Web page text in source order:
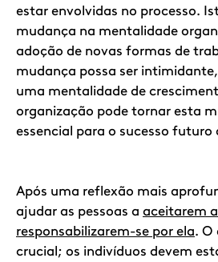
estar envolvidas no processo.
mudança na mentalidade
adoção de novas formas de
mudança possa ser
uma mentalidade de
organização pode tornar esta
essencial para o sucesso futuro
Após uma reflexão mais
ajudar as pessoas a aceitarem
responsabilizarem-se por ela. O
crucial; os indivíduos devem